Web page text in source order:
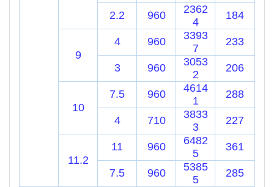
2.2 960
2362
4
184
9
4 960
3393
7
233
3 960
3053
2
206
10
7.5 960
4614
1
288
4 710
3833
3
227
11.2
11 960
6482
5
361
7.5 960
5385
5
285